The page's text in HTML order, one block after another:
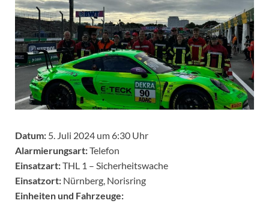
Datum: 5. Juli 2024 um 6:30 Uhr
Alarmierungsart:Telefon
Einsatzart:THL 1 – Sicherheitswache
Einsatzort: Nürnberg, Norisring
Einheiten und Fahrzeuge: